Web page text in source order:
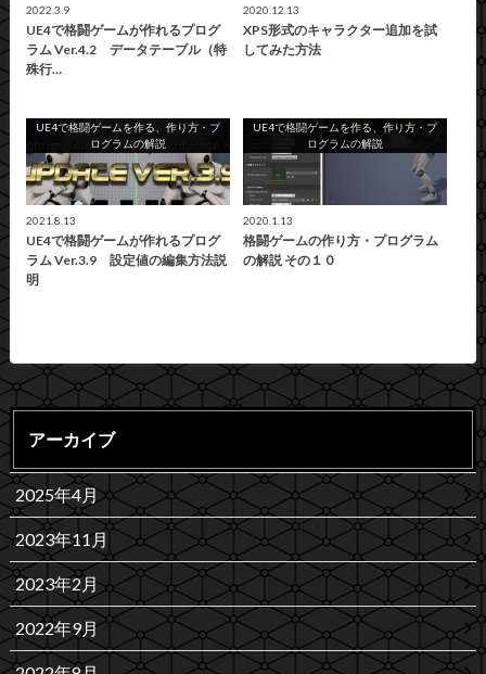
2022.3.9
UE4で格闘ゲームが作れるプログ
ラム Ver.4.2 データテーブル（特
殊行…
2020.12.13
XPS形式のキャラクター追加を試
してみた方法
UE4で格闘ゲームを作る、作り方・プ
ログラムの解説
2021.8.13
UE4で格闘ゲームが作れるプログ
ラム Ver.3.9 設定値の編集方法説
明
UE4で格闘ゲームを作る、作り方・プ
ログラムの解説
2020.1.13
格闘ゲームの作り方・プログラム
の解説 その１０
アーカイブ
2025年4月
2023年11月
2023年2月
2022年9月